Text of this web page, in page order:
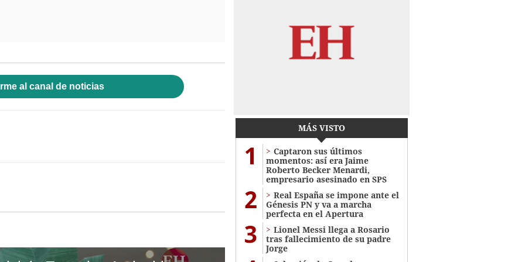
al canal de noticias
MÁS VISTO
1
Captaron sus últimos
momentos: así era Jaime
Roberto Becker Menardi​​​,
empresario asesinado en SPS
2
Real España se impone ante el
Génesis PN y va a marcha
perfecta en el Apertura
3
Lionel Messi llega a Rosario
tras fallecimiento de su padre
Jorge